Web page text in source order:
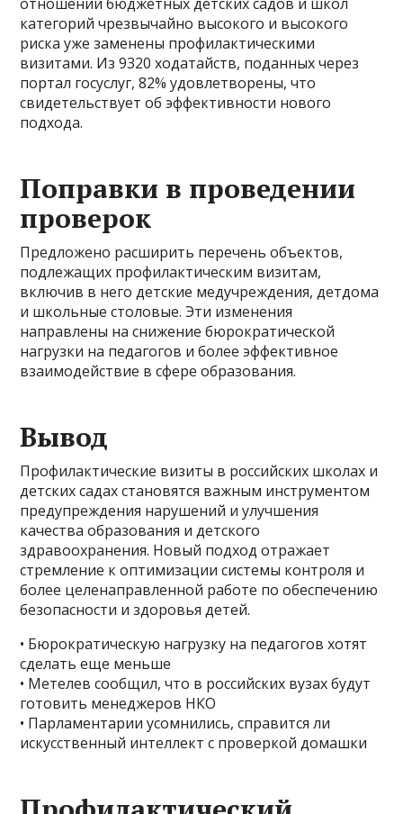
категорий чрезвычайно высокого и высокого
риска уже заменены профилактическими
визитами. Из 9320 ходатайств, поданных через
портал госуслуг, 82% удовлетворены, что
свидетельствует об эффективности нового
подхода.
Поправки в проведении
проверок
Предложено расширить перечень объектов,
подлежащих профилактическим визитам,
включив в него детские медучреждения, детдома
и школьные столовые. Эти изменения
направлены на снижение бюрократической
нагрузки на педагогов и более эффективное
взаимодействие в сфере образования.
Вывод
Профилактические визиты в российских школах и
детских садах становятся важным инструментом
предупреждения нарушений и улучшения
качества образования и детского
здравоохранения. Новый подход отражает
стремление к оптимизации системы контроля и
более целенаправленной работе по обеспечению
безопасности и здоровья детей.
• Бюрократическую нагрузку на педагогов хотят
сделать еще меньше
• Метелев сообщил, что в российских вузах будут
готовить менеджеров НКО
• Парламентарии усомнились, справится ли
искусственный интеллект с проверкой домашки